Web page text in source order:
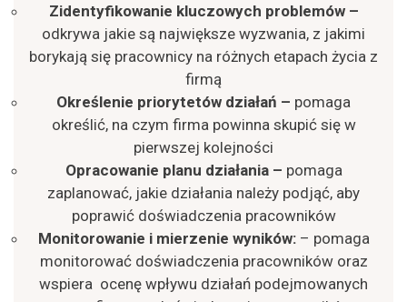
Zidentyfikowanie kluczowych problemów–
odkrywa jakie są największe wyzwania, z jakimi
borykają się pracownicy na różnych etapach życia z
firmą
Określenie priorytetów działań – pomaga
określić, na czym firma powinna skupić się w
pierwszej kolejności
Opracowanie planu działania – pomaga
zaplanować, jakie działania należy podjąć, aby
poprawić doświadczenia pracowników
Monitorowanie i mierzenie wyników:– pomaga
monitorować doświadczenia pracowników oraz
wspiera ocenę wpływu działań podejmowanych